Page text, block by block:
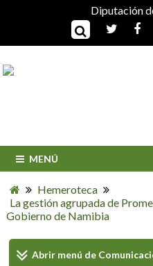
Diputación
MENÚ
Hemeroteca
La gestión agrupada de
Gobierno de Namibia
Abrir menú de